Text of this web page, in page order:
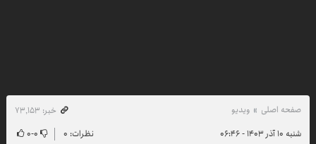
صفحه اصلی ویدیو
خبر: ۷۳٬۱۵۳
شنبه ۱۰ آذر ۱۴۰۳ - ۰۶:۴۶
نظرات: ۰ ۰-۰